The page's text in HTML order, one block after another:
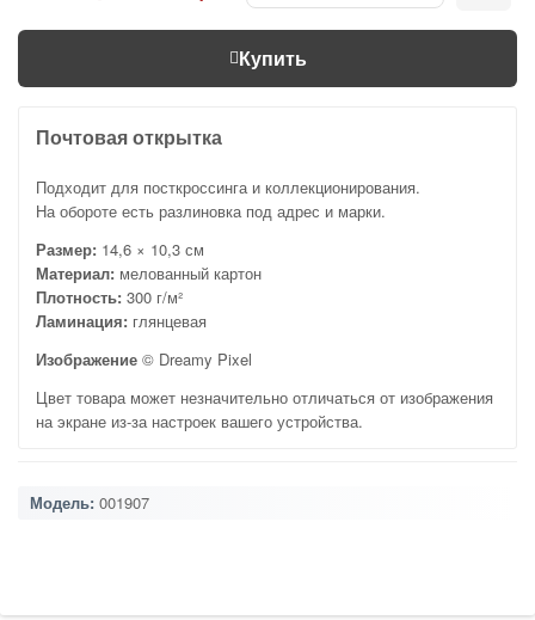
Купить
Почтовая открытка
Подходит для посткроссинга и коллекционирования.
На обороте есть разлиновка под адрес и марки.
Размер: 14,6 × 10,3 см
Материал: мелованный картон
Плотность: 300 г/м²
Ламинация: глянцевая
Изображение © Dreamy Pixel
Цвет товара может незначительно отличаться от изображения
на экране из-за настроек вашего устройства.
Модель: 001907